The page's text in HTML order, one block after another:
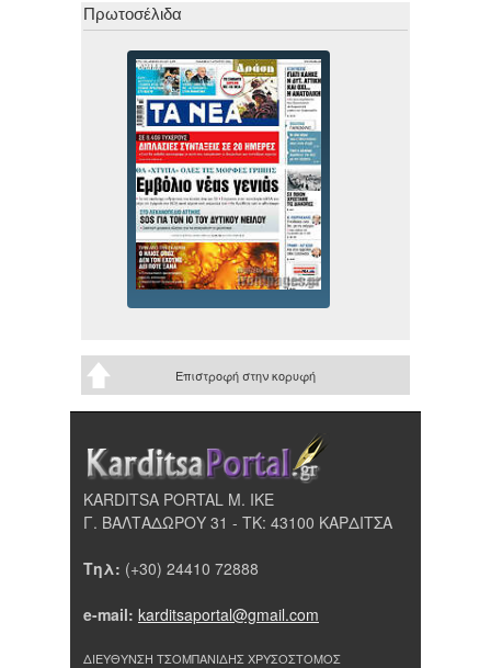
Πρωτοσέλιδα
Επιστροφή στην κορυφή
KARDITSA PORTAL Μ. ΙΚΕ
Γ. ΒΑΛΤΑΔΩΡΟΥ 31 - ΤΚ: 43100 ΚΑΡΔΙΤΣΑ
Τηλ: (+30) 24410 72888
e-mail: karditsaportal@gmail.com
ΔΙΕΥΘΥΝΣΗ ΤΣΟΜΠΑΝΙΔΗΣ ΧΡΥΣΟΣΤΟΜΟΣ